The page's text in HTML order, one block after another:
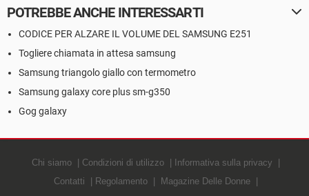
POTREBBE ANCHE INTERESSARTI
CODICE PER ALZARE IL VOLUME DEL SAMSUNG E251
Togliere chiamata in attesa samsung
Samsung triangolo giallo con termometro
Samsung galaxy core plus sm-g350
Gog galaxy
Chi siamo Condizioni di utilizzo
Informativa sulla privacy
Contatti
Regolamento
Magazine Delle Donne